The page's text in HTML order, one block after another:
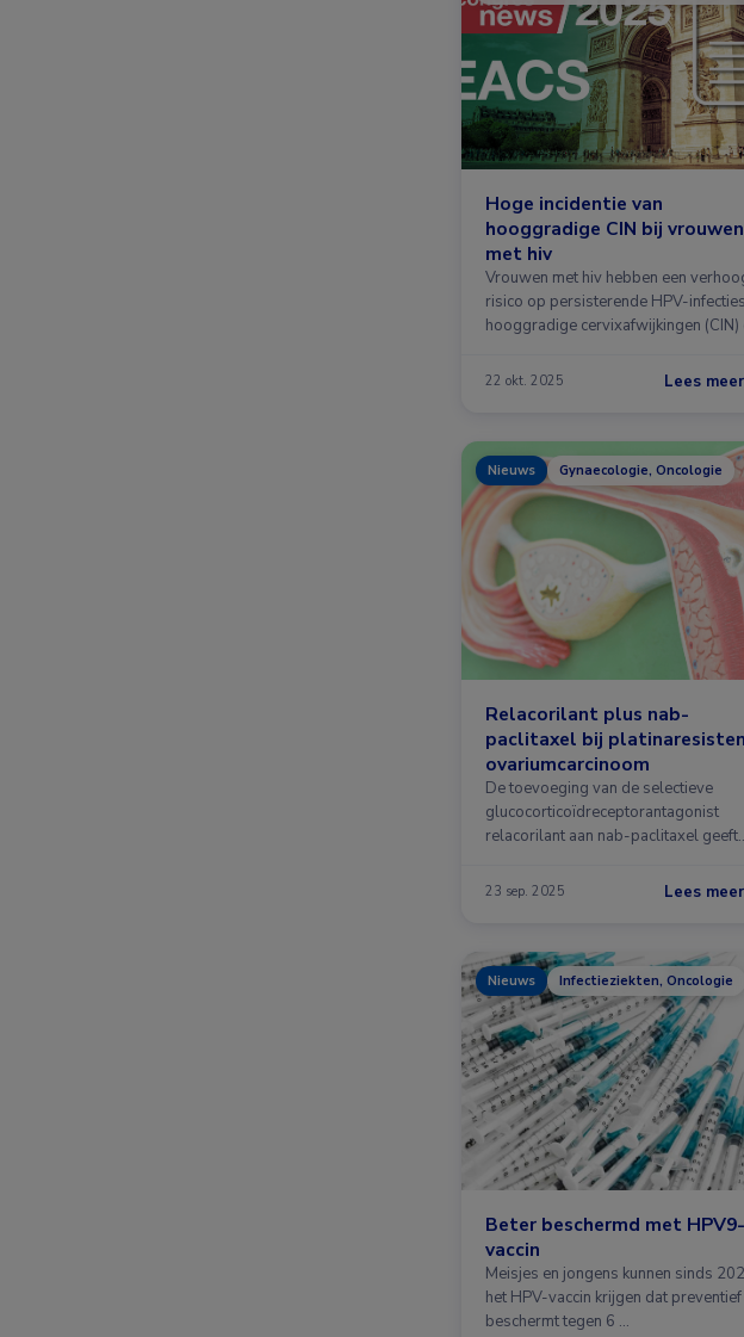
Hoge incidentie van
hooggradige CIN bij vrouwen
met hiv
Vrouwen met hiv hebben een
risico op persisterende HPV-
hooggradige cervixafwijkingen (CIN)
22 okt. 2025 Lees
Nieuws Gynaecologie, Oncologie
Relacorilant plus nab-
paclitaxel bij
ovariumcarcinoom
De toevoeging van de selectieve
glucocorticoïdreceptorantagonist
relacorilant aan nab-paclitaxel geeft
23 sep. 2025 Lees
Nieuws Infectieziekten, Oncologie
Beter beschermd met HPV9-
vaccin
Meisjes en jongens kunnen sinds
het HPV-vaccin krijgen dat preventief
beschermt tegen 6 …